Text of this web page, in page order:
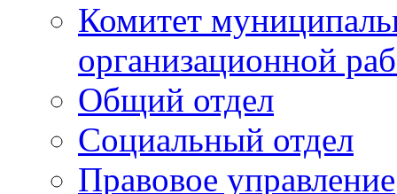
Комитет
организационной
Общий отдел
Социальный отдел
Правовое управление